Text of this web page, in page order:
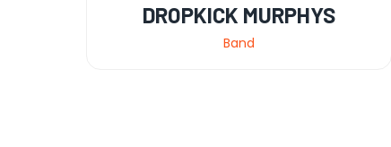
DROPKICK MURPHYS
Band